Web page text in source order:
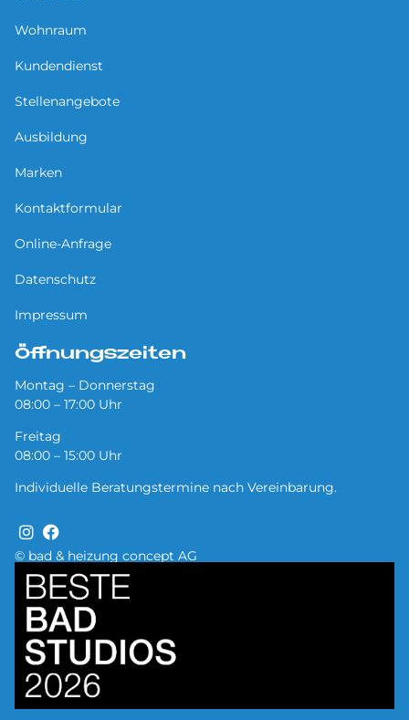
© bad & heizung concept AG
Wohnraum
Kundendienst
Stellenangebote
Ausbildung
Marken
Kontaktformular
Online-Anfrage
Datenschutz
Impressum
Öffnungszeiten
Montag – Donnerstag
08:00 – 17:00 Uhr
Freitag
08:00 – 15:00 Uhr
Individuelle Beratungstermine nach Vereinbarung.